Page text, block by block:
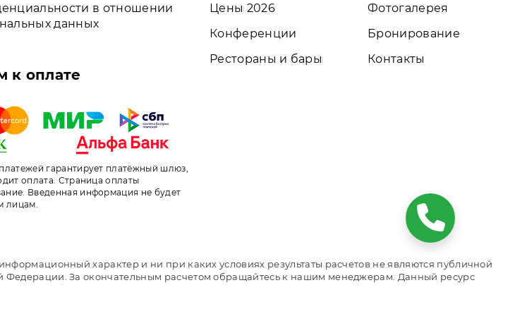
в отношении
данных
к оплате
гарантирует платёжный шлюз,
оплата. Страница оплаты
Введенная информация не будет
лицам.
Цены 2026
Конференции
Рестораны и бары
Фотогалерея
Бронирование
Контакты
характер и ни при каких условиях результаты расчетов не являются публичной
Федерации. За окончательным расчетом обращайтесь к нашим менеджерам. Данный ресурс